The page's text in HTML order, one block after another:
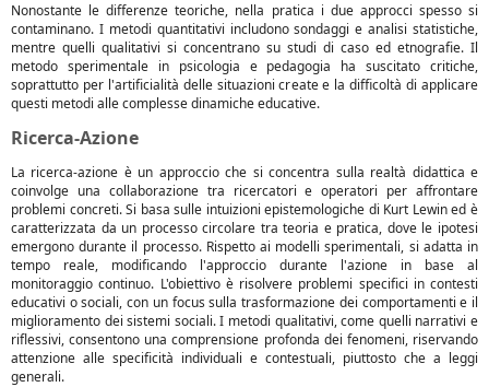
Nonostante le differenze teoriche, nella pratica i due approcci spesso si
contaminano. I metodi quantitativi includono sondaggi e analisi statistiche,
mentre quelli qualitativi si concentrano su studi di caso ed etnografie. Il
metodo sperimentale in psicologia e pedagogia ha suscitato critiche,
soprattutto per l'artificialità delle situazioni create e la difficoltà di applicare
questi metodi alle complesse dinamiche educative.
Ricerca-Azione
La ricerca-azione è un approccio che si concentra sulla realtà didattica e
coinvolge una collaborazione tra ricercatori e operatori per affrontare
problemi concreti. Si basa sulle intuizioni epistemologiche di Kurt Lewin ed è
caratterizzata da un processo circolare tra teoria e pratica, dove le ipotesi
emergono durante il processo. Rispetto ai modelli sperimentali, si adatta in
tempo reale, modificando l'approccio durante l'azione in base al
monitoraggio continuo. L'obiettivo è risolvere problemi specifici in contesti
educativi o sociali, con un focus sulla trasformazione dei comportamenti e il
miglioramento dei sistemi sociali. I metodi qualitativi, come quelli narrativi e
riflessivi, consentono una comprensione profonda dei fenomeni, riservando
attenzione alle specificità individuali e contestuali, piuttosto che a leggi
generali.